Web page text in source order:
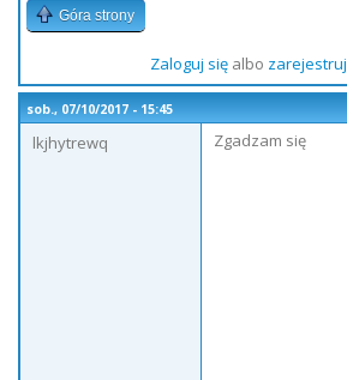
Góra strony
Zaloguj sięalbo zarejestruj
sob., 07/10/2017 - 15:45
lkjhytrewq
Zgadzam się